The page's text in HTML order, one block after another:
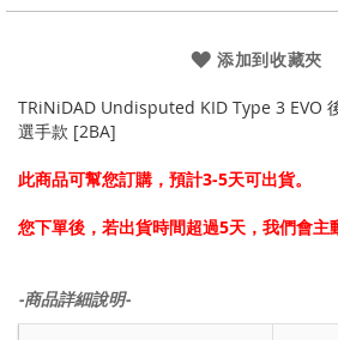
添加到收藏夾
TRiNiDAD Undisputed KID Type 3 EVO
選手款 [2BA]
此商品可幫您訂購，預計3-5天可出貨。
您下單後，若出貨時間超過5天，我們會主
-商品詳細說明-